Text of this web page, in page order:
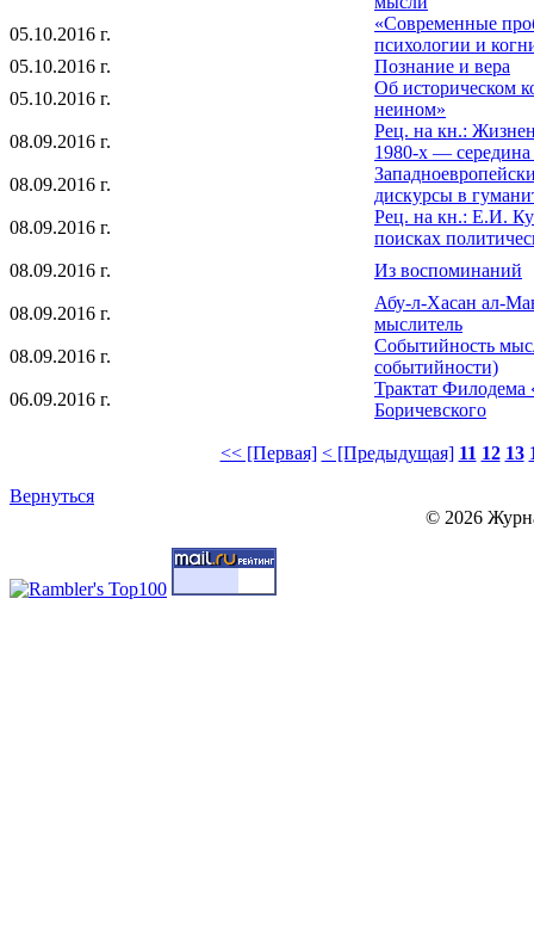
05.10.2016 г.
«Современные
психологии и
05.10.2016 г.
Познание и вера
05.10.2016 г.
Об историческом
неином»
08.09.2016 г.
Рец. на кн.:
1980-х — середина
08.09.2016 г.
дискурсы в
08.09.2016 г.
Рец. на кн.: Е.И.
поисках
08.09.2016 г.
Из воспоминаний
08.09.2016 г.
Абу-л-Хасан ал-
мыслитель
08.09.2016 г.
Событийность
событийности)
06.09.2016 г.
Трактат Филодема
Боричевского
<< [Первая] < [Предыдущая] 11 12 13
Вернуться
© 2026